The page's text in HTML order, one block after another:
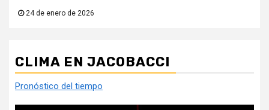
24 de enero de 2026
CLIMA EN JACOBACCI
Pronóstico del tiempo